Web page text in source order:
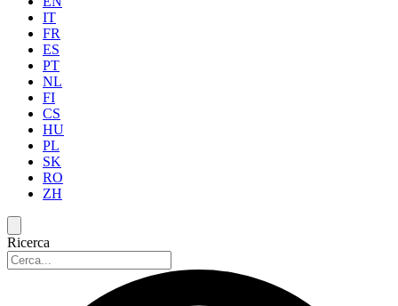
IT
FR
ES
PT
NL
FI
CS
HU
PL
SK
RO
ZH
Ricerca